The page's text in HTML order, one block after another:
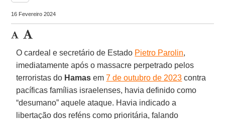
16 Fevereiro 2024
O cardeal e secretário de Estado Pietro Parolin,
imediatamente após o massacre perpetrado pelos
terroristas do Hamas em7 de outubro de 2023 contra
pacíficas famílias israelenses, havia definido como
“desumano” aquele ataque. Havia indicado a
libertação dos reféns como prioritária, falando